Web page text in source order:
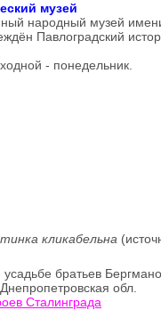
музей
народный музей
Павлоградский
- понедельник.
кликабельна
братьев
обл.
Сталинграда